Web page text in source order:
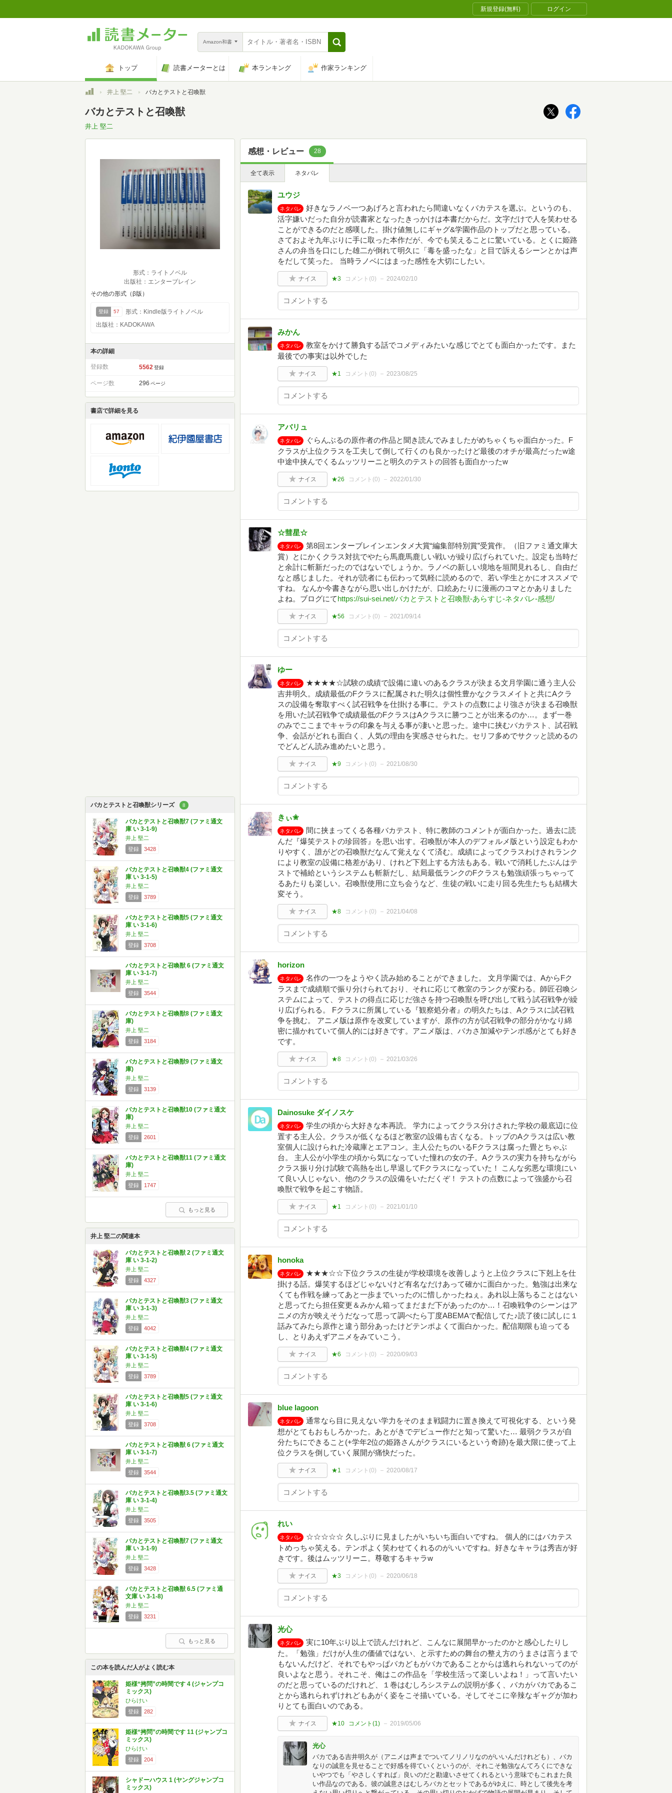
新規登録(無料) ログイン
Amazon和書
トップ 読書メーターとは 本ランキング 作家ランキング
トップ井上 堅二 バカとテストと召喚獣
バカとテストと召喚獣
井上 堅二
形式：ライトノベル
出版社：エンターブレイン
その他の形式（β版）
登録 57
形式：Kindle版ライトノベル
出版社：KADOKAWA
本の詳細
登録数 5562 登録
ページ数 296 ページ
書店で詳細を見る
バカとテストと召喚獣シリーズ 8
バカとテストと召喚獣7 (ファミ通文
庫 い 3-1-9)
井上 堅二
登録
3428
バカとテストと召喚獣4 (ファミ通文
庫 い 3-1-5)
井上 堅二
登録
3789
バカとテストと召喚獣5 (ファミ通文
庫 い 3-1-6)
井上 堅二
登録
3708
バカとテストと召喚獣 6 (ファミ通文
庫 い 3-1-7)
井上 堅二
登録
3544
バカとテストと召喚獣8 (ファミ通文
庫)
井上 堅二
登録
3184
バカとテストと召喚獣9 (ファミ通文
庫)
井上 堅二
登録
3139
バカとテストと召喚獣10 (ファミ通文
庫)
井上 堅二
登録
2601
バカとテストと召喚獣11 (ファミ通文
庫)
井上 堅二
登録
1747
もっと見る
井上 堅二の関連本
バカとテストと召喚獣 2 (ファミ通文
庫 い 3-1-2)
井上 堅二
登録
4327
バカとテストと召喚獣3 (ファミ通文
庫 い 3-1-3)
井上 堅二
登録
4042
バカとテストと召喚獣4 (ファミ通文
庫 い 3-1-5)
井上 堅二
登録
3789
バカとテストと召喚獣5 (ファミ通文
庫 い 3-1-6)
井上 堅二
登録
3708
バカとテストと召喚獣 6 (ファミ通文
庫 い 3-1-7)
井上 堅二
登録
3544
バカとテストと召喚獣3.5 (ファミ通文
庫 い 3-1-4)
井上 堅二
登録
3505
バカとテストと召喚獣7 (ファミ通文
庫 い 3-1-9)
井上 堅二
登録
3428
バカとテストと召喚獣 6.5 (ファミ通
文庫 い 3-1-8)
井上 堅二
登録
3231
もっと見る
この本を読んだ人がよく読む本
姫様“拷問”の時間です 4 (ジャンプコ
ミックス)
ひらけい
登録
282
姫様“拷問”の時間です 11 (ジャンプコ
ミックス)
ひらけい
登録
204
シャドーハウス 1 (ヤングジャンプコ
ミックス)
感想・レビュー 28
全て表示 ネタバレ
ユウジ
ネタバレ
好きなラノベ一つあげろと言われたら間違いなくバカテスを選ぶ。というのも、
活字嫌いだった自分が読書家となったきっかけは本書だからだ。文字だけで人を笑わせる
ことができるのだと感嘆した。掛け値無しにギャグ&学園作品のトップだと思っている。
さておよそ九年ぶりに手に取った本作だが、今でも笑えることに驚いている。とくに姫路
さんの弁当を口にした雄二が倒れて明久に「毒を盛ったな」と目で訴えるシーンとかは声
をだして笑った。 当時ラノベにはまった感性を大切にしたい。
ナイス ★3 コメント(0) 2024/02/10
みかん
ネタバレ
教室をかけて勝負する話でコメディみたいな感じでとても面白かったです。また
最後での事実は以外でした
ナイス ★1 コメント(0) 2023/08/25
アバリュ
ネタバレ
ぐらんぶるの原作者の作品と聞き読んでみましたがめちゃくちゃ面白かった。F
クラスが上位クラスを工夫して倒して行くのも良かったけど最後のオチが最高だったw途
中途中挟んでくるムッツリーニと明久のテストの回答も面白かったw
ナイス ★26 コメント(0) 2022/01/30
☆彗星☆
ネタバレ
第8回エンターブレインエンタメ大賞“編集部特別賞”受賞作。（旧ファミ通文庫大
賞）とにかくクラス対抗でやたら馬鹿馬鹿しい戦いが繰り広げられていた。設定も当時だ
と余計に斬新だったのではないでしょうか。ラノベの新しい境地を垣間見れるし、自由だ
なと感じました。それが読者にも伝わって気軽に読めるので、若い学生とかにオススメで
すね。 なんか今書きながら思い出しかけたが、口絵あたりに漫画のコマとかありました
よね。ブログにてhttps://sui-sei.net/バカとテストと召喚獣-あらすじ-ネタバレ-感想/
ナイス ★56 コメント(0) 2021/09/14
ゆー
ネタバレ
★★★★☆試験の成績で設備に違いのあるクラスが決まる文月学園に通う主人公
吉井明久。成績最低のFクラスに配属された明久は個性豊かなクラスメイトと共にAクラ
スの設備を奪取すべく試召戦争を仕掛ける事に。テストの点数により強さが決まる召喚獣
を用いた試召戦争で成績最低のFクラスはAクラスに勝つことが出来るのか…。まず一巻
のみでここまでキャラの印象を与える事が凄いと思った。途中に挟むバカテスト、試召戦
争、会話がどれも面白く、人気の理由を実感させられた。セリフ多めでサクッと読めるの
でどんどん読み進めたいと思う。
ナイス ★9 コメント(0) 2021/08/30
きぃ✬
ネタバレ
間に挟まってくる各種バカテスト、特に教師のコメントが面白かった。過去に読
んだ『爆笑テストの珍回答』を思い出す。召喚獣が本人のデフォルメ版という設定もわか
りやすく、誰がどの召喚獣だなんて覚えなくて済む。成績によってクラスわけされランク
により教室の設備に格差があり、けれど下剋上する方法もある。戦いで消耗したぶんはテ
ストで補給というシステムも斬新だし、結局最低ランクのFクラスも勉強頑張っちゃって
るあたりも楽しい。召喚獣使用に立ち会うなど、生徒の戦いに走り回る先生たちも結構大
変そう。
ナイス ★8 コメント(0) 2021/04/08
horizon
ネタバレ
名作の一つをようやく読み始めることができました。 文月学園では、AからFク
ラスまで成績順で振り分けられており、それに応じて教室のランクが変わる。師匠召喚シ
ステムによって、テストの得点に応じだ強さを持つ召喚獣を呼び出して戦う試召戦争が繰
り広げられる。 Fクラスに所属している『観察処分者』の明久たちは、Aクラスに試召戦
争を挑む。 アニメ版は原作を改変していますが、原作の方が試召戦争の部分がかなり綿
密に描かれていて個人的には好きです。アニメ版は、バカさ加減やテンポ感がとても好き
です。
ナイス ★8 コメント(0) 2021/03/26
Dainosuke ダイノスケ
ネタバレ
学生の頃から大好きな本再読。 学力によってクラス分けされた学校の最底辺に位
置する主人公。クラスが低くなるほど教室の設備も古くなる。トップのAクラスは広い教
室個人に設けられた冷蔵庫とエアコン。主人公たちのいるFクラスは腐った畳とちゃぶ
台。 主人公が小学生の頃から気になっていた憧れの女の子。Aクラスの実力を持ちながら
クラス振り分け試験で高熱を出し早退してFクラスになっていた！ こんな劣悪な環境にい
て良い人じゃない、他のクラスの設備をいただくぞ！ テストの点数によって強盛から召
喚獣で戦争を起こす物語。
ナイス ★1 コメント(0) 2021/01/10
honoka
ネタバレ
★★★☆☆下位クラスの生徒が学校環境を改善しようと上位クラスに下剋上を仕
掛ける話。爆笑するほどじゃないけど有名なだけあって確かに面白かった。勉強は出来な
くても作戦を練ってあと一歩までいったのに惜しかったねぇ。あれ以上落ちることはない
と思ってたら担任変更＆みかん箱ってまだまだ下があったのか…！召喚戦争のシーンはア
ニメの方が映えそうだなって思って調べたら丁度ABEMAで配信してた♪読了後に試しに１
話みてみたら原作と違う部分あったけどテンポよくて面白かった。配信期限も迫ってる
し、とりあえずアニメをみていこう。
ナイス ★6 コメント(0) 2020/09/03
blue lagoon
ネタバレ
通常なら目に見えない学力をそのまま戦闘力に置き換えて可視化する、という発
想がとてもおもしろかった。あとがきでデビュー作だと知って驚いた… 最弱クラスが自
分たちにできること(+学年2位の姫路さんがクラスにいるという奇跡)を最大限に使って上
位クラスを倒していく展開が痛快だった。
ナイス ★1 コメント(0) 2020/08/17
れい
ネタバレ
☆☆☆☆☆ 久しぶりに見ましたがいちいち面白いですね。 個人的にはバカテス
トめっちゃ笑える。テンポよく笑わせてくれるのがいいですね。好きなキャラは秀吉が好
きです。後はムッツリーニ。尊敬するキャラw
ナイス ★3 コメント(0) 2020/06/18
光心
ネタバレ
実に10年ぶり以上で読んだけれど、こんなに展開早かったのかと感心したりし
た。「勉強」だけが人生の価値ではない、と示すための舞台の整え方のうまさは言うまで
もないんだけど、それでもやっぱバカどもがバカであることからは逃れられないってのが
良いよなと思う。それこそ、俺はこの作品を「学校生活って楽しいよね！」って言いたい
のだと思っているのだけれど、１巻はむしろシステムの説明が多く、バカがバカであるこ
とから逃れられずけれどもあがく姿をこそ描いている。そしてそこに辛辣なギャグが加わ
りとても面白いのである。
ナイス ★10 コメント(1) 2019/05/06
光心
バカである吉井明久が（アニメは声までついてノリノリなのがいいんだけれども）、バカ
なりの誠意を見せることで好感を得ていくというのが、それこそ勉強なんてろくにできな
いやつでも「やさしくすれば」良いのだと勘違いさせてくれるという意味でもこれまた良
い作品なのである。彼の誠意さはむしろバカとセットであるがゆえに、時として後先を考